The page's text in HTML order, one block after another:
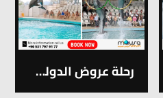
رحلة عروض الدولفين في أنطاليا